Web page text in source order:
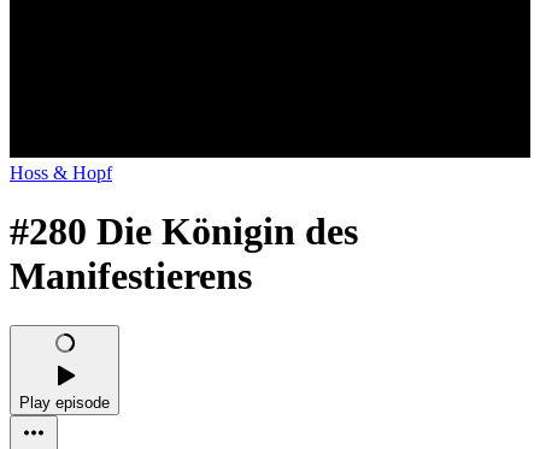
Hoss & Hopf
#280 Die Königin des
Manifestierens
Play episode